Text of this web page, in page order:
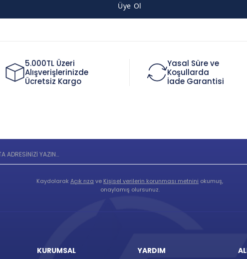
Üye Ol
5.000TL Üzeri
Alışverişlerinizde
Ücretsiz Kargo
Yasal Süre ve
Koşullarda
İade Garantisi
KaydolarakAçık rıza ve Kişisel verilerin korunması metnini okumuş,
onaylamış olursunuz.
KURUMSAL YARDIM